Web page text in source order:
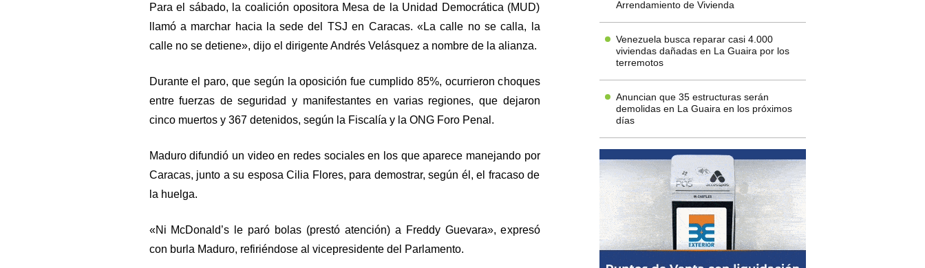
Para el sábado, la coalición opositora Mesa de la Unidad Democrática (MUD)
llamó a marchar hacia la sede del TSJ en Caracas. «La calle no se calla, la
calle no se detiene», dijo el dirigente Andrés Velásquez a nombre de la alianza.
Durante el paro, que según la oposición fue cumplido 85%, ocurrieron choques
entre fuerzas de seguridad y manifestantes en varias regiones, que dejaron
cinco muertos y 367 detenidos, según la Fiscalía y la ONG Foro Penal.
Maduro difundió un video en redes sociales en los que aparece manejando por
Caracas, junto a su esposa Cilia Flores, para demostrar, según él, el fracaso de
la huelga.
«Ni McDonald’s le paró bolas (prestó atención) a Freddy Guevara», expresó
con burla Maduro, refiriéndose al vicepresidente del Parlamento.
Arrendamiento de Vivienda
Venezuela busca reparar casi 4.000
viviendas dañadas en La Guaira por los
terremotos
Anuncian que 35 estructuras serán
demolidas en La Guaira en los próximos
días